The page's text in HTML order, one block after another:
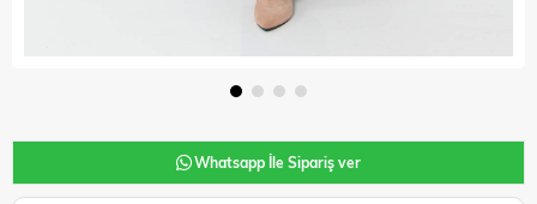
Whatsapp İle Sipariş ver